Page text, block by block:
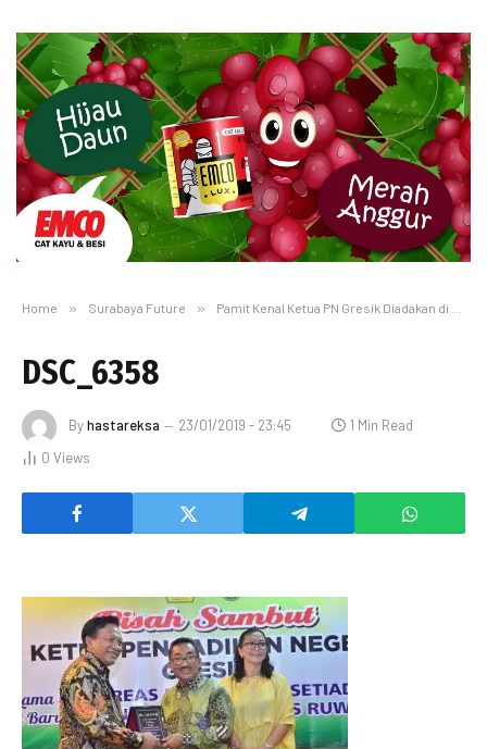
Home » Surabaya Future » Pamit Kenal Ketua PN Gresik Diadakan di Kantor Bupati
DSC_6358
Byhastareksa 23/01/2019 - 23:45
1 Min Read
0 Views